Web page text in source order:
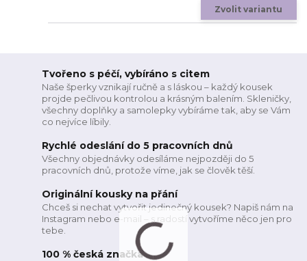
Zvolit variantu
Tvořeno s péčí, vybíráno s citem
Naše šperky vznikají ručně a s láskou – každý kousek
projde pečlivou kontrolou a krásným balením. Skleničky,
všechny doplňky a samolepky vybíráme tak, aby se Vám
co nejvíce líbily.
Rychlé odeslání do 5 pracovních dnů
Všechny objednávky odesíláme nejpozději do 5
pracovních dnů, protože víme, jak se člověk těší.
Originální kousky na přání
Chceš si nechat vytvořit jedinečný kousek? Napiš nám na
Instagram nebo e-mail – s radostí vytvoříme něco jen pro
tebe.
100 % česká značka